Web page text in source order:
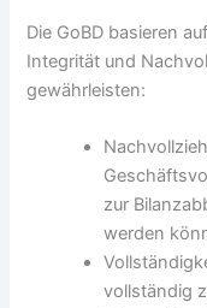
Die GoBD basieren
Integrität und
gewährleisten:
zur
werden
vollständig